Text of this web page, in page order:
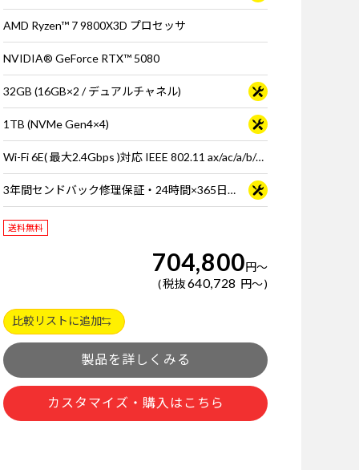
AMD Ryzen™ 7 9800X3D プロセッサ
NVIDIA® GeForce RTX™ 5080
32GB (16GB×2 / デュアルチャネル)
1TB (NVMe Gen4×4)
Wi-Fi 6E( 最大2.4Gbps )対応 IEEE 802.11 ax/ac/a/b/g/n準拠 ＋ Bluetooth 5内蔵
3年間センドバック修理保証・24時間×365日電話サポート
送料無料
704,800円～
税抜 640,728 円～
比較リストに追加
製品を詳しくみる
カスタマイズ・購入はこちら